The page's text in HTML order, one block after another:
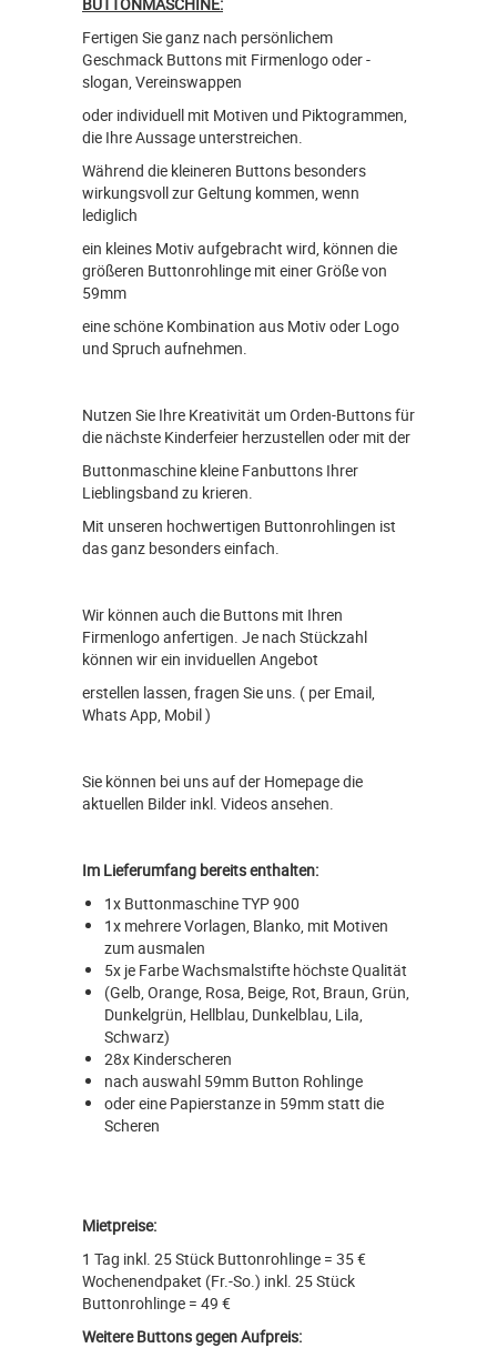
Fertigen Sie ganz nach persönlichem
Geschmack Buttons mit Firmenlogo oder -
slogan, Vereinswappen
oder individuell mit Motiven und Piktogrammen,
die Ihre Aussage unterstreichen.
Während die kleineren Buttons besonders
wirkungsvoll zur Geltung kommen, wenn
lediglich
ein kleines Motiv aufgebracht wird, können die
größeren Buttonrohlinge mit einer Größe von
59mm
eine schöne Kombination aus Motiv oder Logo
und Spruch aufnehmen.
Nutzen Sie Ihre Kreativität um Orden-Buttons für
die nächste Kinderfeier herzustellen oder mit der
Buttonmaschine kleine Fanbuttons Ihrer
Lieblingsband zu krieren.
Mit unseren hochwertigen Buttonrohlingen ist
das ganz besonders einfach.
Wir können auch die Buttons mit Ihren
Firmenlogo anfertigen. Je nach Stückzahl
können wir ein inviduellen Angebot
erstellen lassen, fragen Sie uns. ( per Email,
Whats App, Mobil )
Sie können bei uns auf der Homepage die
aktuellen Bilder inkl. Videos ansehen.
Im Lieferumfang bereits enthalten:
1x Buttonmaschine TYP 900
1x mehrere Vorlagen, Blanko, mit Motiven
zum ausmalen
5x je Farbe Wachsmalstifte höchste Qualität
(Gelb, Orange, Rosa, Beige, Rot, Braun, Grün,
Dunkelgrün, Hellblau, Dunkelblau, Lila,
Schwarz)
28x Kinderscheren
nach auswahl 59mm Button Rohlinge
oder eine Papierstanze in 59mm statt die
Scheren
Mietpreise:
1 Tag inkl. 25 Stück Buttonrohlinge = 35 €
Wochenendpaket (Fr.-So.) inkl. 25 Stück
Buttonrohlinge = 49 €
Weitere Buttons gegen Aufpreis: